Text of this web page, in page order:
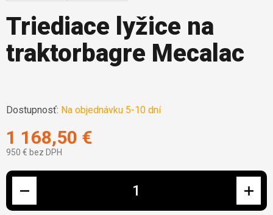
Triediace lyžice na
traktorbagre Mecalac
Dostupnosť: Na objednávku 5-10 dní
1 168,50 €
950 € bez DPH
Jednotková cena: